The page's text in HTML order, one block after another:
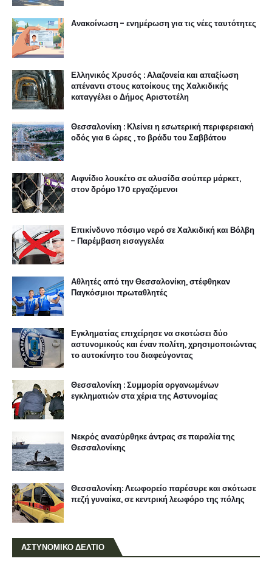
Ανακοίνωση - ενημέρωση για τις νέες ταυτότητες
Ελληνικός Χρυσός : Αλαζονεία και απαξίωση
απέναντι στους κατοίκους της Χαλκιδικής
καταγγέλει ο Δήμος Αριστοτέλη
Θεσσαλονίκη : Κλείνει η εσωτερική περιφερειακή
οδός για 6 ώρες , το βράδυ του Σαββάτου
Αιφνίδιο λουκέτο σε αλυσίδα σούπερ μάρκετ,
στον δρόμο 170 εργαζόμενοι
Επικίνδυνο πόσιμο νερό σε Χαλκιδική και Βόλβη
- Παρέμβαση εισαγγελέα
Αθλητές από την Θεσσαλονίκη, στέφθηκαν
Παγκόσμιοι πρωταθλητές
Εγκληματίας επιχείρησε να σκοτώσει δύο
αστυνομικούς και έναν πολίτη, χρησιμοποιώντας
το αυτοκίνητο του διαφεύγοντας
Θεσσαλονίκη : Συμμορία οργανωμένων
εγκληματιών στα χέρια της Αστυνομίας
Nεκρός ανασύρθηκε άντρας σε παραλία της
Θεσσαλονίκης
Θεσσαλονίκη: Λεωφορείο παρέσυρε και σκότωσε
πεζή γυναίκα, σε κεντρική λεωφόρο της πόλης
ΑΣΤΥΝΟΜΙΚΟ ΔΕΛΤΙΟ